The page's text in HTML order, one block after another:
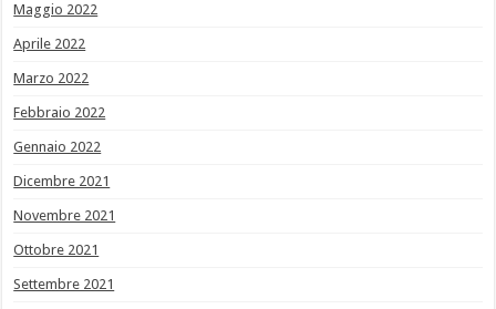
Maggio 2022
Aprile 2022
Marzo 2022
Febbraio 2022
Gennaio 2022
Dicembre 2021
Novembre 2021
Ottobre 2021
Settembre 2021